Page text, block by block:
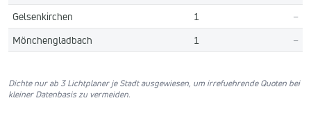
Gelsenkirchen
1
–
Mönchengladbach
1 –
Dichte nur ab 3 Lichtplaner je Stadt ausgewiesen, um irrefuehrende Quoten bei
kleiner Datenbasis zu vermeiden.